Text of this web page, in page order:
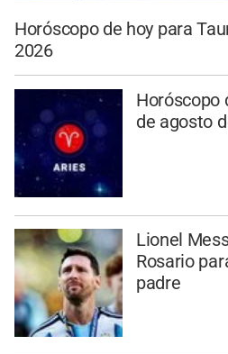
Horóscopo de hoy para
2026
Horóscopo
de agosto
Lionel
Rosario
padre